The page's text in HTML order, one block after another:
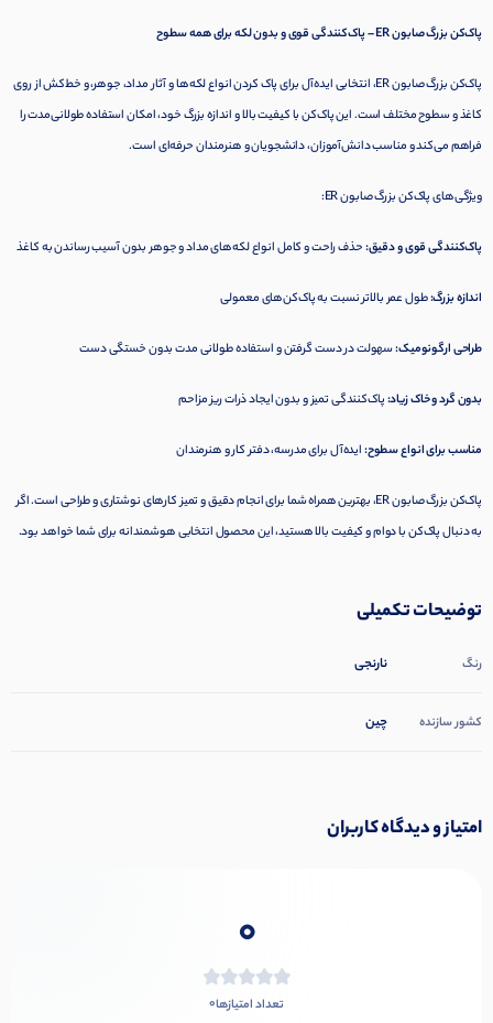
پاک‌کن بزرگ صابون ER – پاک‌کنندگی قوی و بدون لکه برای همه سطوح
پاک‌کن بزرگ صابون ER، انتخابی ایده‌آل برای پاک کردن انواع لکه‌ها و آثار مداد، جوهر، و خط‌کش از روی
کاغذ و سطوح مختلف است. این پاک‌کن با کیفیت بالا و اندازه بزرگ خود، امکان استفاده طولانی‌مدت را
فراهم می‌کند و مناسب دانش‌آموزان، دانشجویان و هنرمندان حرفه‌ای است.
ویژگی‌های پاک‌کن بزرگ صابون ER:
پاک‌کنندگی قوی و دقیق:حذف راحت و کامل انواع لکه‌های مداد و جوهر بدون آسیب رساندن به کاغذ
اندازه بزرگ:طول عمر بالاتر نسبت به پاک‌کن‌های معمولی
طراحی ارگونومیک:سهولت در دست گرفتن و استفاده طولانی مدت بدون خستگی دست
بدون گرد و خاک زیاد:پاک‌کنندگی تمیز و بدون ایجاد ذرات ریز مزاحم
مناسب برای انواع سطوح:ایده‌آل برای مدرسه، دفتر کار و هنرمندان
پاک‌کن بزرگ صابون ER، بهترین همراه شما برای انجام دقیق و تمیز کارهای نوشتاری و طراحی است. اگر
به دنبال پاک‌کن با دوام و کیفیت بالا هستید، این محصول انتخابی هوشمندانه برای شما خواهد بود.
توضیحات تکمیلی
رنگ نارنجی
کشور سازنده چین
امتیاز و دیدگاه کاربران
0
تعداد امتیازها0